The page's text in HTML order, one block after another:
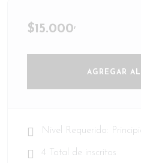
¿COMO INGRESAR AL
$15.000,
AGREGAR
Nivel Requerido:
4 Total de inscritos